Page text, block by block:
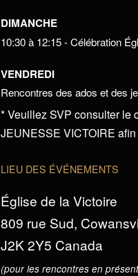
DIMANCHE
10:30 à 12:15 - Célébration
VENDREDI
Rencontres des ados et des
* Veuillez SVP consulter le
JEUNESSE VICTOIRE
LIEU DES ÉVÉNEMENTS
Église de la Victoire
809 rue Sud,
J2K 2Y5 Canada
(pour les rencontres en